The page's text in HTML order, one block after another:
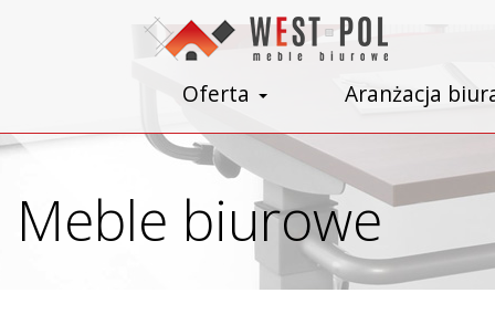
Meble biurowe
Oferta Aranżacja